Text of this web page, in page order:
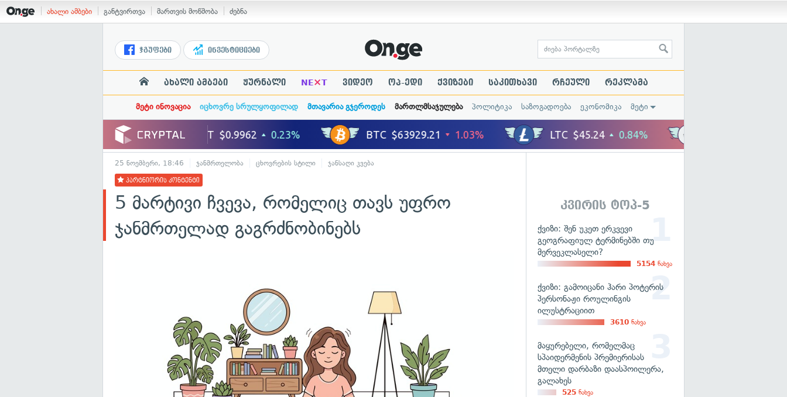
ახალი ამბები განტვირთვა მართვის მოწმობა ძებნა
ჯგუფები ინვესტიციები
ახალი ამბები ჟურნალი NE×T ვიდეო ოპ-ედი ქვიზები საკითხავი რჩეული რეკლამა
მეტი ინოვაცია იცხოვრე სრულყოფილად მთავარია გჯეროდეს მართლმსაჯულება პოლიტიკა საზოგადოება ეკონომიკა მეტი
25 ნოემბერი, 18:46 ჯანმრთელობა ცხოვრების სტილი ჯანსაღი კვება
პარტნიორის კონტენტი
5 მარტივი ჩვევა, რომელიც თავს უფრო
ჯანმრთელად გაგრძნობინებს
კვირის ტოპ-5
ქვიზი: შენ უკეთ ერკვევი
გეოგრაფიულ ტერმინებში თუ
მერვეკლასელი?
5154 ნახვა
ქვიზი: გამოიცანი ჰარი პოტერის
პერსონაჟი როულინგის
ილუსტრაციით
3610 ნახვა
მაყურებელი, რომელმაც
სპაიდერმენის პრემიერისას
მთელი დარბაზი დაასპოილერა,
გალახეს
525 ნახვა